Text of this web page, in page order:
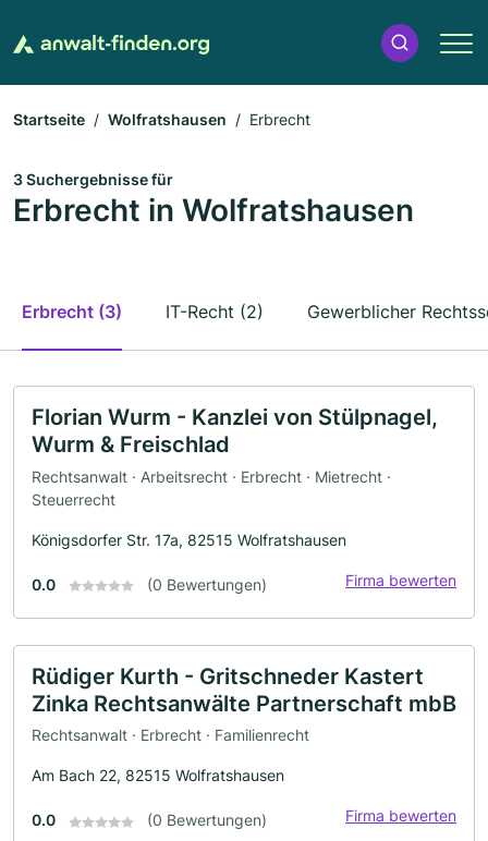
Startseite Wolfratshausen Erbrecht
3 Suchergebnisse für
Erbrecht in Wolfratshausen
Erbrecht (3) IT-Recht (2) Gewerblicher
Florian Wurm - Kanzlei von Stülpnagel,
Wurm & Freischlad
Rechtsanwalt · Arbeitsrecht · Erbrecht · Mietrecht ·
Steuerrecht
Königsdorfer Str. 17a, 82515 Wolfratshausen
0.0 (0 Bewertungen) Firma bewerten
Rüdiger Kurth - Gritschneder Kastert
Zinka Rechtsanwälte Partnerschaft mbB
Rechtsanwalt · Erbrecht · Familienrecht
Am Bach 22, 82515 Wolfratshausen
0.0 (0 Bewertungen) Firma bewerten